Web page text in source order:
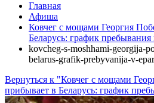
Главная
Афиша
Ковчег с мощами Георгия
Беларусь: график пребывания
kovcheg-s-moshhami-georgija-
belarus-grafik-prebyvanija-v-
Вернуться к "Ковчег с мощами
прибывает в Беларусь: график